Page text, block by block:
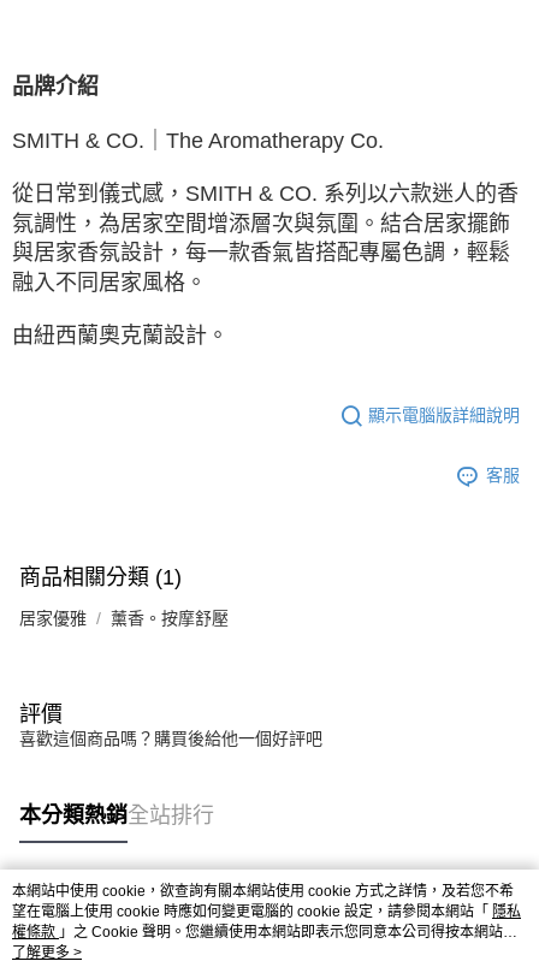
品牌介紹
SMITH & CO.｜The Aromatherapy Co.
從日常到儀式感，SMITH & CO. 系列以六款迷人的香
氛調性，為居家空間增添層次與氛圍。結合居家擺飾
與居家香氛設計，每一款香氣皆搭配專屬色調，輕鬆
融入不同居家風格。
由紐西蘭奧克蘭設計。
顯示電腦版詳細說明
客服
商品相關分類 (1)
居家優雅 薰香。按摩舒壓
評價
喜歡這個商品嗎？購買後給他一個好評吧
本分類熱銷全站排行
熱門標籤
本網站中使用 cookie，欲查詢有關本網站使用 cookie 方式之詳情，及若您不希
望在電腦上使用 cookie 時應如何變更電腦的 cookie 設定，請參閱本網站「 隱私
權條款 」之 Cookie 聲明。您繼續使用本網站即表示您同意本公司得按本網站使
用條款之 Cookie 聲明使用 cookie。
了解更多 >